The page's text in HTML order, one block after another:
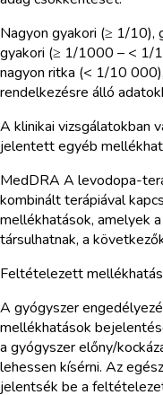
Nagyon gyakori (≥ 1/
gyakori (≥ 1/1000 – < 1/
nagyon ritka (< 1/10
rendelkezésre álló
A klinikai vizsgálatokban
jelentett egyéb
MedDRA A levodopa-
kombinált terápiával
mellékhatások, amelyek
társulhatnak, a
Feltételezett
A gyógyszer
mellékhatások
a gyógyszer előny/
lehessen kísérni. Az
jelentsék be a